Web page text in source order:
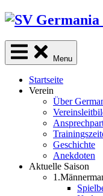
Skip
content
Menu
Startseite
Verein
Über
Geschichte
Anekdoten
Aktuelle Saison